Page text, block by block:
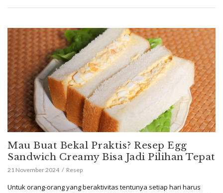
Mau Buat Bekal Praktis? Resep Egg
Sandwich Creamy Bisa Jadi Pilihan Tepat
21 November 2024 Resep
Untuk orang-orang yang beraktivitas tentunya setiap hari harus